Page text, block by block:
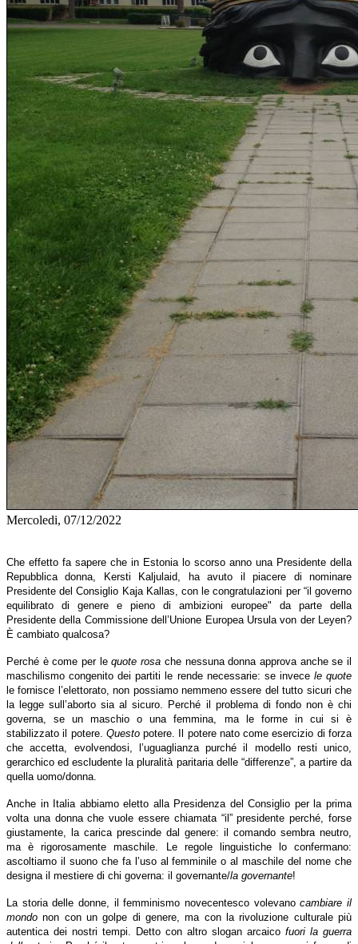
Mercoledi, 07/12/2022
Che effetto fa sapere che in Estonia lo scorso anno una Presidente della
Repubblica donna, Kersti Kaljulaid, ha avuto il piacere di nominare
Presidente del Consiglio Kaja Kallas, con le congratulazioni per “il governo
equilibrato di genere e pieno di ambizioni europee" da parte della
Presidente della Commissione dell’Unione Europea Ursula von der Leyen?
È cambiato qualcosa?
Perché è come per lequote rosa che nessuna donna approva anche se il
maschilismo congenito dei partiti le rende necessarie: se invece le quote
le fornisce l’elettorato, non possiamo nemmeno essere del tutto sicuri che
la legge sull’aborto sia al sicuro. Perché il problema di fondo non è chi
governa, se un maschio o una femmina, ma le forme in cui si è
stabilizzato il potere. Questopotere. Il potere nato come esercizio di forza
che accetta, evolvendosi, l’uguaglianza purché il modello resti unico,
gerarchico ed escludente la pluralità paritaria delle “differenze”, a partire da
quella uomo/donna.
Anche in Italia abbiamo eletto alla Presidenza del Consiglio per la prima
volta una donna che vuole essere chiamata “il” presidente perché, forse
giustamente, la carica prescinde dal genere: il comando sembra neutro,
ma è rigorosamente maschile. Le regole linguistiche lo confermano:
ascoltiamo il suono che fa l’uso al femminile o al maschile del nome che
designa il mestiere di chi governa: il governante/la governante!
La storia delle donne, il femminismo novecentesco volevanocambiare il
mondonon con un golpe di genere, ma con la rivoluzione culturale più
autentica dei nostri tempi. Detto con altro slogan arcaico fuori la guerra